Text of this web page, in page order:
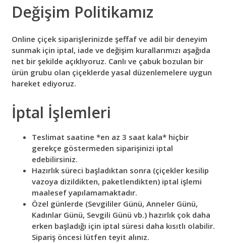
Değişim Politikamız
Online çiçek siparişlerinizde şeffaf ve adil bir deneyim
sunmak için iptal, iade ve değişim kurallarımızı aşağıda
net bir şekilde açıklıyoruz. Canlı ve çabuk bozulan bir
ürün grubu olan çiçeklerde yasal düzenlemelere uygun
hareket ediyoruz.
İptal İşlemleri
Teslimat saatine *en az 3 saat kala* hiçbir
gerekçe göstermeden siparişinizi iptal
edebilirsiniz.
Hazırlık süreci başladıktan sonra (çiçekler kesilip
vazoya dizildikten, paketlendikten) iptal işlemi
maalesef yapılamamaktadır.
Özel günlerde (Sevgililer Günü, Anneler Günü,
Kadınlar Günü, Sevgili Günü vb.) hazırlık çok daha
erken başladığı için iptal süresi daha kısıtlı olabilir.
Sipariş öncesi lütfen teyit alınız.